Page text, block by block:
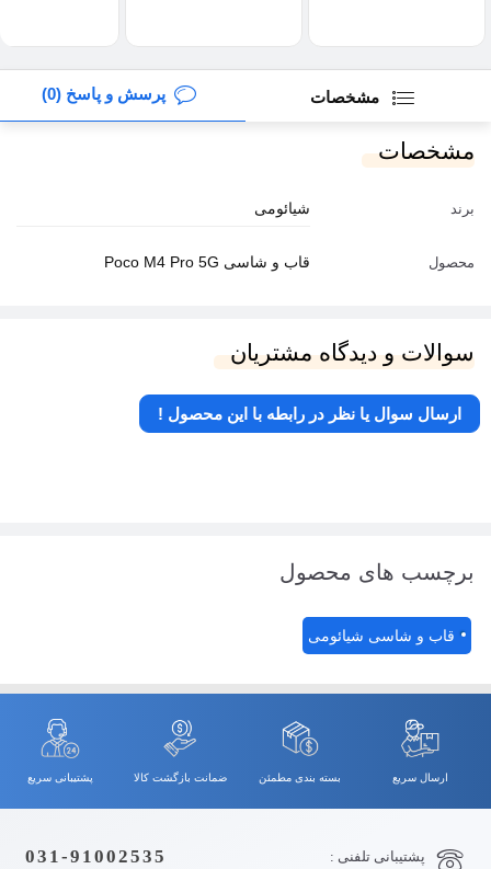
مشخصات پرسش و پاسخ (0)
مشخصات
برند شیائومی
محصول قاب و شاسی Poco M4 Pro 5G
سوالات و دیدگاه مشتریان
ارسال سوال یا نظر در رابطه با این محصول !
برچسب های محصول
قاب و شاسی شیائومی
ارسال سریع بسته بندی مطمئن ضمانت بازگشت کالا پشتیبانی سریع
پشتیبانی تلفنی : 031-91002535